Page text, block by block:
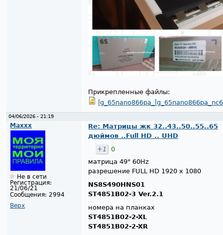
Прикрепленные файлы:
04/06/2026 - 21:19
Maxxx
Не в сети
Регистрация:
21/06/21
Сообщения: 2994
Верх
Re: Матрицы жк 32..43..50..55..65
дюймов ..Full HD .. UHD
+1
0
матрица 49" 60Hz
разрешение FULL HD 1920 x 1080
NS8S490HNS01
ST4851B02-3 Ver.2.1
номера на планках
ST4851B02-2-XL
ST4851B02-2-XR